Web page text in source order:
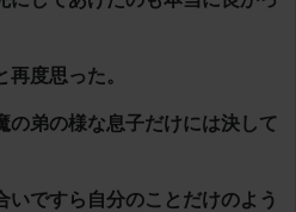
度思った。
の弟の様な息子だけには決して
ですら自分のことだけのよう